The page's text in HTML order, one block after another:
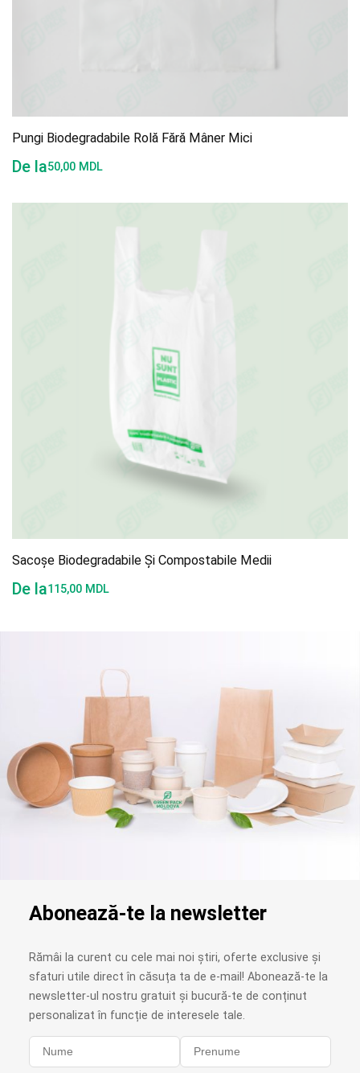
Pungi Biodegradabile Rolă Fără Mâner Mici
De la50,00 MDL
Sacoșe Biodegradabile Și Compostabile Medii
De la115,00 MDL
Abonează-te la newsletter
Rămâi la curent cu cele mai noi știri, oferte exclusive și
sfaturi utile direct în căsuța ta de e-mail! Abonează-te la
newsletter-ul nostru gratuit și bucură-te de conținut
personalizat în funcție de interesele tale.